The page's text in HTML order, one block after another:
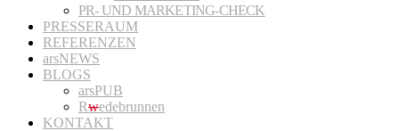
PR- UND MARKETING-CHECK
PRESSERAUM
REFERENZEN
arsNEWS
BLOGS
arsPUB
Rwedebrunnen
KONTAKT